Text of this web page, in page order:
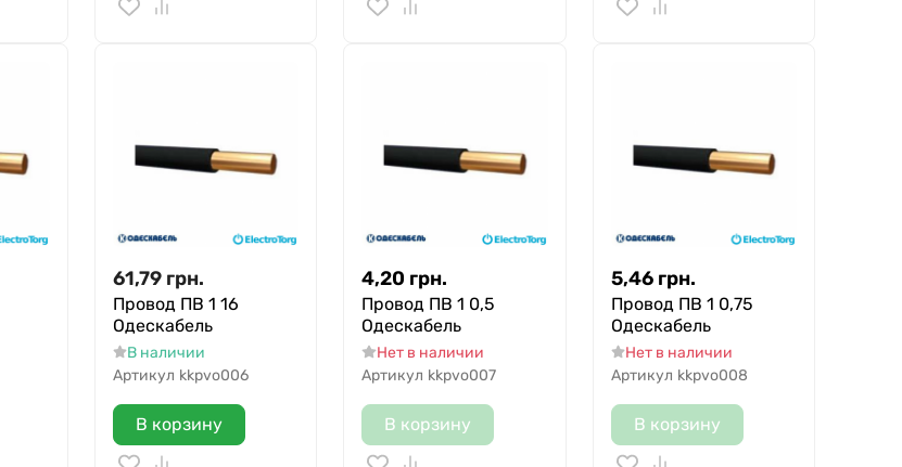
61,79 грн.
Провод ПВ 1 16
Одескабель
В наличии
Артикул kkpvo006
В корзину
4,20 грн.
Провод ПВ 1 0,5
Одескабель
Нет в наличии
Артикул kkpvo007
В корзину
5,46 грн.
Провод ПВ 1 0,75
Одескабель
Нет в наличии
Артикул kkpvo008
В корзину